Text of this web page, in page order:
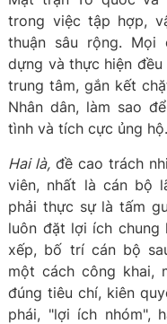
trong việc tập hợp,
thuận sâu rộng. Mọi
dựng và thực hiện
trung tâm, gắn kết
Nhân dân, làm sao
tình và tích cực ủng hộ.
Hai là, đề cao trách
viên, nhất là cán bộ
phải thực sự là tấm
luôn đặt lợi ích chung
xếp, bố trí cán bộ
một cách công khai,
đúng tiêu chí, kiên
phái, "lợi ích nhóm",